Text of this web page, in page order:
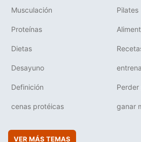
Musculación Pilates
Proteínas
Dietas
Desayuno
Definición Perder
cenas protéicas ganar
VER MÁS TEMAS